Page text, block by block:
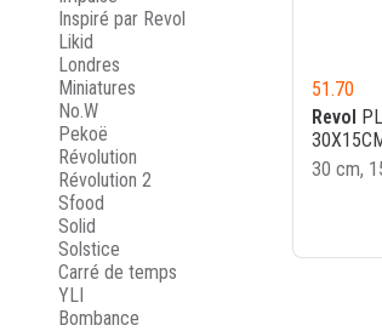
Inspiré par Revol
Likid
Londres
Miniatures
No.W
Pekoë
Révolution
Révolution 2
Sfood
Solid
Solstice
Carré de temps
YLI
Bombance
51.70
Revol
30 cm,